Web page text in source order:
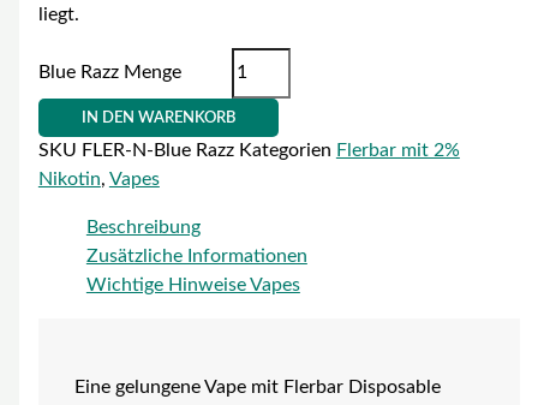
liegt.
Blue Razz Menge
IN DEN WARENKORB
SKU FLER-N-Blue Razz Kategorien Flerbar mit 2%
Nikotin, Vapes
Beschreibung
Zusätzliche Informationen
Wichtige Hinweise Vapes
Eine gelungene Vape mit Flerbar Disposable